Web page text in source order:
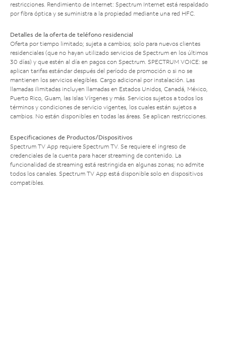
restricciones. Rendimiento de Internet: Spectrum Internet está respaldado
por fibra óptica y se suministra a la propiedad mediante una red HFC.
Detalles de la oferta de teléfono residencial
Oferta por tiempo limitado; sujeta a cambios; solo para nuevos clientes
residenciales (que no hayan utilizado servicios de Spectrum en los últimos
30 días) y que estén al día en pagos con Spectrum. SPECTRUM VOICE: se
aplican tarifas estándar después del período de promoción o si no se
mantienen los servicios elegibles. Cargo adicional por instalación. Las
llamadas ilimitadas incluyen llamadas en Estados Unidos, Canadá, México,
Puerto Rico, Guam, las Islas Vírgenes y más. Servicios sujetos a todos los
términos y condiciones de servicio vigentes, los cuales están sujetos a
cambios. No están disponibles en todas las áreas. Se aplican restricciones.
Especificaciones de Productos/Dispositivos
Spectrum TV App requiere Spectrum TV. Se requiere el ingreso de
credenciales de la cuenta para hacer streaming de contenido. La
funcionalidad de streaming está restringida en algunas zonas; no admite
todos los canales. Spectrum TV App está disponible solo en dispositivos
compatibles.